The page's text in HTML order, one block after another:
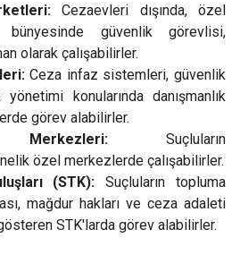
Cezaevleri dışında, özel
güvenlik görevlisi,
olarak çalışabilirler.
Ceza infaz sistemleri, güvenlik
konularında danışmanlık
görev alabilirler.
Merkezleri:Suçluların
özel merkezlerde çalışabilirler.
(STK): Suçluların topluma
mağdur hakları ve ceza adaleti
STK'larda görev alabilirler.